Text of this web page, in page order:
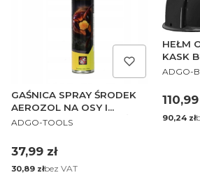
GAŚNICA SPRAY ŚRODEK
AEROZOL NA OSY I
SZERSZENIE STRUMIEŃ 3
PRODUCENT
ADGO-TOOLS
Cena
37,99 zł
Cena
30,89 złbez VAT
HEŁM
KASK
ADGO-
Cena
110,99
Cena
90,24 zł